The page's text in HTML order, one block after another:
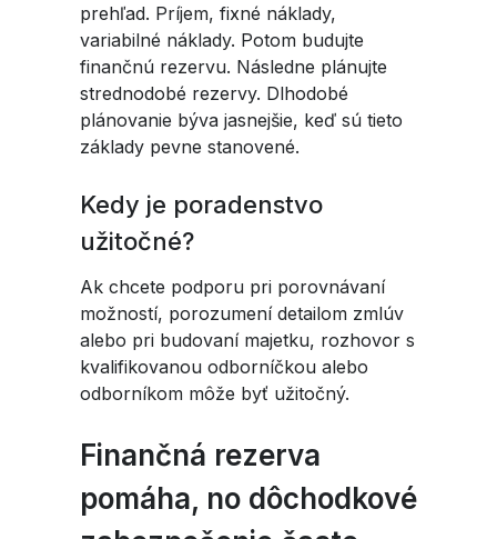
prehľad. Príjem, fixné náklady,
variabilné náklady. Potom budujte
finančnú rezervu. Následne plánujte
strednodobé rezervy. Dlhodobé
plánovanie býva jasnejšie, keď sú tieto
základy pevne stanovené.
Kedy je poradenstvo
užitočné?
Ak chcete podporu pri porovnávaní
možností, porozumení detailom zmlúv
alebo pri budovaní majetku, rozhovor s
kvalifikovanou odborníčkou alebo
odborníkom môže byť užitočný.
Finančná rezerva
pomáha, no dôchodkové